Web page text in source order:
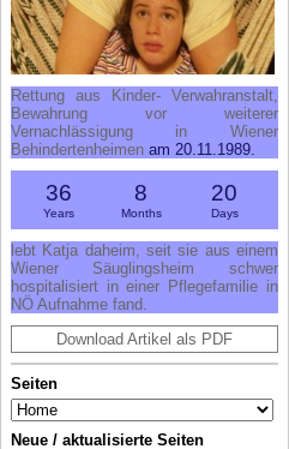
Rettung aus Kinder- Verwahranstalt,
Bewahrung vor weiterer
Vernachlässigung in Wiener
Behindertenheimen am 20.11.1989.
36
Years
8
Months
20
Days
lebt Katja daheim, seit sie aus einem
Wiener Säuglingsheim schwer
hospitalisiert in einer Pflegefamilie in
NÖ Aufnahme fand.
Download Artikel als PDF
Seiten
Neue / aktualisierte Seiten